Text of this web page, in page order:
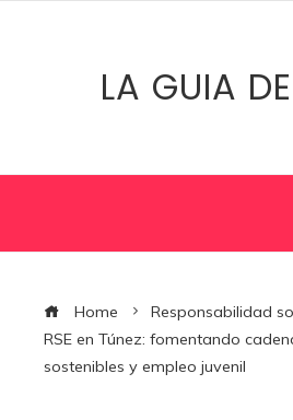
LA GUIA
Home
Responsabilidad
RSE en Túnez: fomentando
sostenibles y empleo juvenil